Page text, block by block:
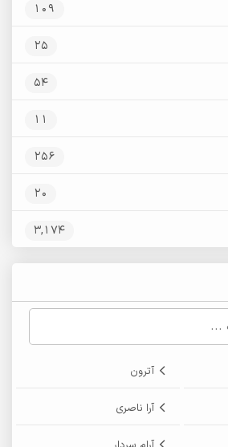
109
25
54
11
256
20
3,174
آترون
آرا ناصری